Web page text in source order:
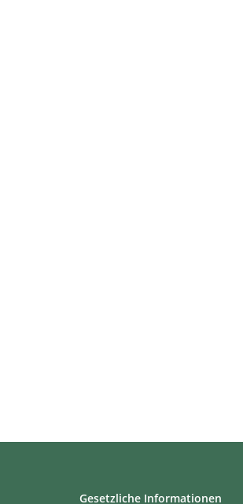
Gesetzliche Informationen